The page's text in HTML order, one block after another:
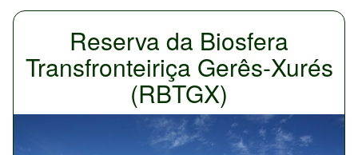
Reserva da Biosfera
Transfronteiriça Gerês-Xurés
(RBTGX)